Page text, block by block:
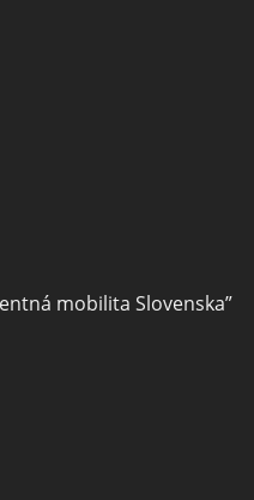
mobilita Slovenska”